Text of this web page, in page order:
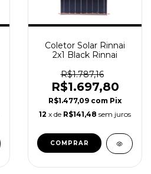
Coletor Solar Rinnai
2x1 Black Rinnai
R$1.787,16
R$1.697,80
R$1.477,09 com Pix
12 x de R$141,48 sem juros